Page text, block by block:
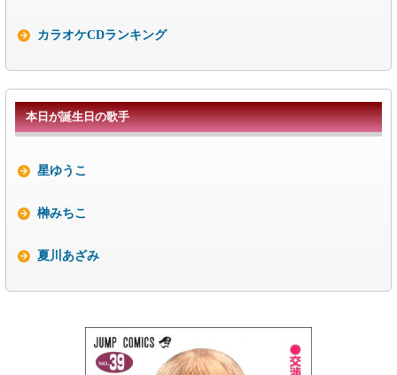
カラオケCDランキング
本日が誕生日の歌手
星ゆうこ
榊みちこ
夏川あざみ